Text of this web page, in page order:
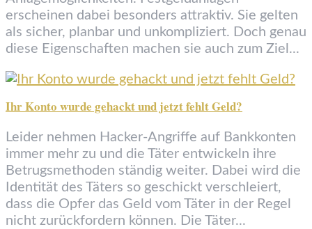
erscheinen dabei besonders attraktiv. Sie gelten
als sicher, planbar und unkompliziert. Doch genau
diese Eigenschaften machen sie auch zum Ziel...
Ihr Konto wurde gehackt und jetzt fehlt Geld?
Leider nehmen Hacker-Angriffe auf Bankkonten
immer mehr zu und die Täter entwickeln ihre
Betrugsmethoden ständig weiter. Dabei wird die
Identität des Täters so geschickt verschleiert,
dass die Opfer das Geld vom Täter in der Regel
nicht zurückfordern können. Die Täter...